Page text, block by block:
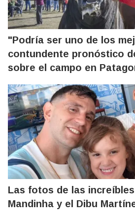
"Podría ser uno de los
contundente pronóstico
sobre el campo en
Las fotos de las
Mandinha y el Dibu